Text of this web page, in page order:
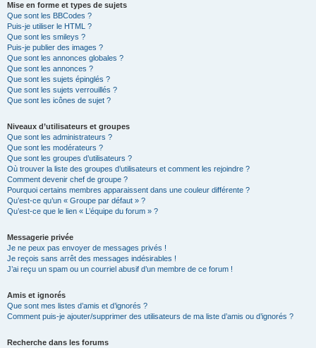
Mise en forme et types de sujets
Que sont les BBCodes ?
Puis-je utiliser le HTML ?
Que sont les smileys ?
Puis-je publier des images ?
Que sont les annonces globales ?
Que sont les annonces ?
Que sont les sujets épinglés ?
Que sont les sujets verrouillés ?
Que sont les icônes de sujet ?
Niveaux d’utilisateurs et groupes
Que sont les administrateurs ?
Que sont les modérateurs ?
Que sont les groupes d’utilisateurs ?
Où trouver la liste des groupes d’utilisateurs et comment les rejoindre ?
Comment devenir chef de groupe ?
Pourquoi certains membres apparaissent dans une couleur différente ?
Qu’est-ce qu’un « Groupe par défaut » ?
Qu’est-ce que le lien « L’équipe du forum » ?
Messagerie privée
Je ne peux pas envoyer de messages privés !
Je reçois sans arrêt des messages indésirables !
J’ai reçu un spam ou un courriel abusif d’un membre de ce forum !
Amis et ignorés
Que sont mes listes d’amis et d’ignorés ?
Comment puis-je ajouter/supprimer des utilisateurs de ma liste d’amis ou d’ignorés ?
Recherche dans les forums